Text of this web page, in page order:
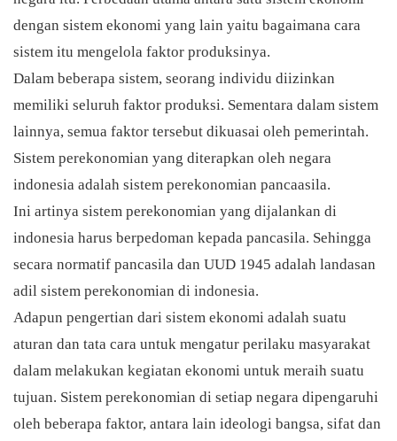
dengan sistem ekonomi yang lain yaitu bagaimana cara
sistem itu mengelola faktor produksinya.
Dalam beberapa sistem, seorang individu diizinkan
memiliki seluruh faktor produksi. Sementara dalam sistem
lainnya, semua faktor tersebut dikuasai oleh pemerintah.
Sistem perekonomian yang diterapkan oleh negara
indonesia adalah sistem perekonomian pancaasila.
Ini artinya sistem perekonomian yang dijalankan di
indonesia harus berpedoman kepada pancasila. Sehingga
secara normatif pancasila dan UUD 1945 adalah landasan
adil sistem perekonomian di indonesia.
Adapun pengertian dari sistem ekonomi adalah suatu
aturan dan tata cara untuk mengatur perilaku masyarakat
dalam melakukan kegiatan ekonomi untuk meraih suatu
tujuan. Sistem perekonomian di setiap negara dipengaruhi
oleh beberapa faktor, antara lain ideologi bangsa, sifat dan